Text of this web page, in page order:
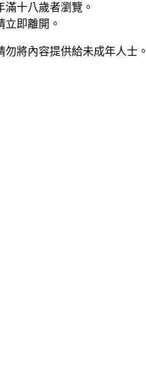
十八歲者瀏覽。
立即離開。
勿將內容提供給未成年人士。